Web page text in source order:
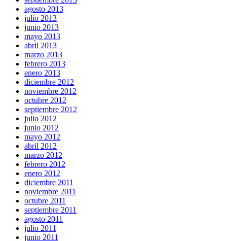
agosto 2013
julio 2013
junio 2013
mayo 2013
abril 2013
marzo 2013
febrero 2013
enero 2013
diciembre 2012
noviembre 2012
octubre 2012
septiembre 2012
julio 2012
junio 2012
mayo 2012
abril 2012
marzo 2012
febrero 2012
enero 2012
diciembre 2011
noviembre 2011
octubre 2011
septiembre 2011
agosto 2011
julio 2011
junio 2011